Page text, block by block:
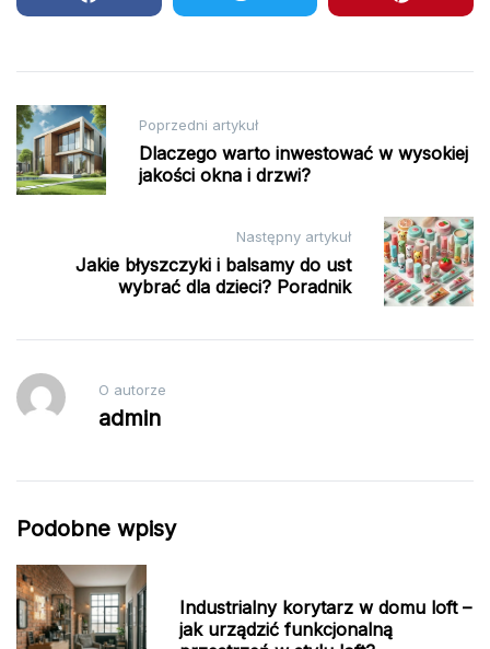
Nawigacja
wpisu
Poprzedni artykuł
Dlaczego warto inwestować w wysokiej
jakości okna i drzwi?
Następny artykuł
Jakie błyszczyki i balsamy do ust
wybrać dla dzieci? Poradnik
O autorze
admin
Podobne wpisy
Industrialny korytarz w domu loft –
jak urządzić funkcjonalną